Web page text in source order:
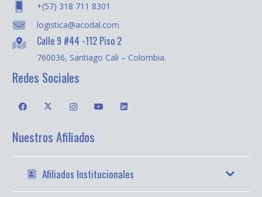
+(57) 318 711 8301
logistica@acodal.com
Calle 9 #44 -112 Piso 2
760036, Santiago Cali – Colombia.
Redes Sociales
Nuestros Afiliados
Afiliados Institucionales